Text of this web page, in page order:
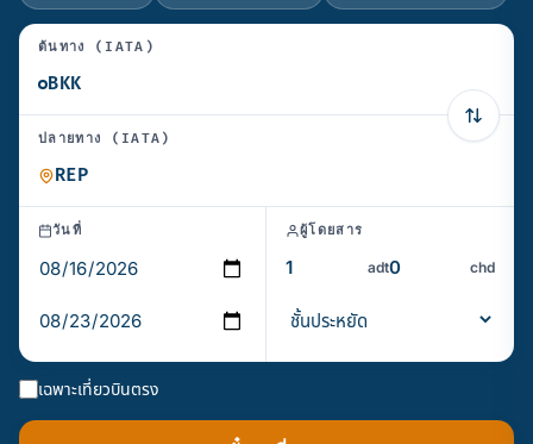
ต้นทาง (IATA)
ปลายทาง (IATA)
วันที่ ผู้โดยสาร
adt chd
เฉพาะเที่ยวบินตรง